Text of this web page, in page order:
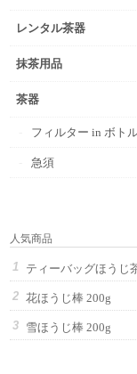
レンタル茶器
抹茶用品
茶器
フィルター in ボト
急須
人気商品
ティーバッグほう
花ほうじ棒 200g
雪ほうじ棒 200g